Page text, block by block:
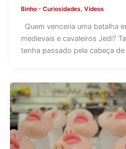
Binho - Curiosidades, Vídeos
Quem venceria uma batalha
medievais e cavaleiros Jedi?
tenha passado pela cabeça de